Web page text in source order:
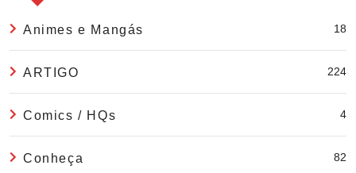
Animes e Mangás 18
ARTIGO 224
Comics / HQs 4
Conheça 82